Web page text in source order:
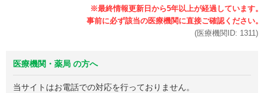
(医療機関ID: 1311)
医療機関・薬局 の方へ
当サイトはお電話での対応を行っておりません。